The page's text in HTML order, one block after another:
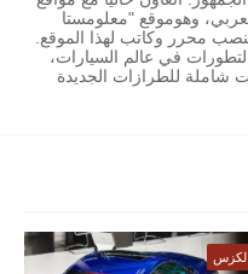
وهوموقع "معلومستا
محرر وكاتب لهذا الموقع.
في عالم السيارات،
شاملة للطرازات الجديدة
لكزس